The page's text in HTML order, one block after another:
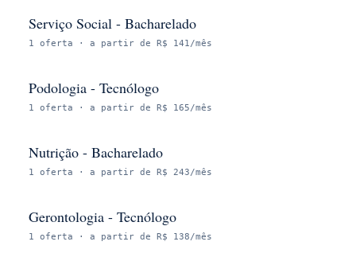
Serviço Social - Bacharelado
1 oferta · a partir de R$ 141/mês
Podologia - Tecnólogo
1 oferta · a partir de R$ 165/mês
Nutrição - Bacharelado
1 oferta · a partir de R$ 243/mês
Gerontologia - Tecnólogo
1 oferta · a partir de R$ 138/mês